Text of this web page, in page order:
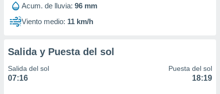
1199
Acum. de lluvia: 96 mm
Viento medio: 11 km/h
Salida y Puesta del sol
Salida del sol
07:16
Puesta del sol
18:19